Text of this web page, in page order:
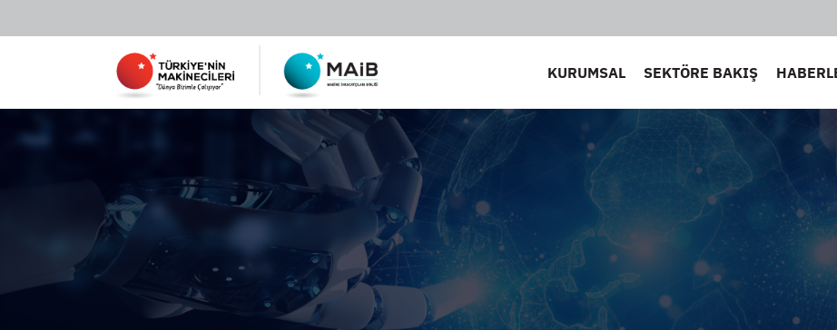
KURUMSAL SEKTÖRE BAKIŞ